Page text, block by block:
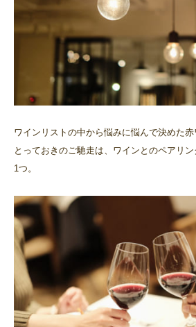
ワインリストの中から悩みに悩んで決めた赤
とっておきのご馳走は、ワインとのペアリ
1つ。